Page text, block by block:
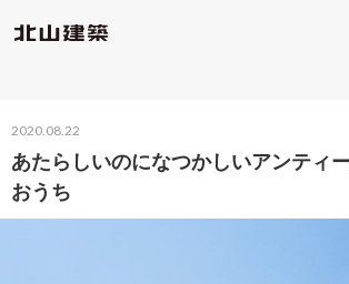
2020.08.22
あたらしいのになつかしいアンティ
おうち